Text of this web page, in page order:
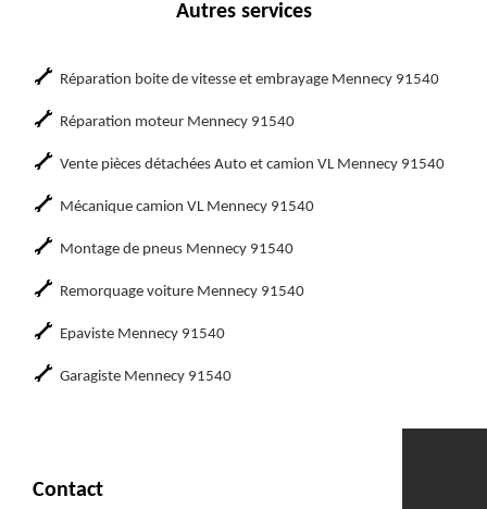
Autres services
Réparation boite de vitesse et embrayage Mennecy 91540
Réparation moteur Mennecy 91540
Vente pièces détachées Auto et camion VL Mennecy 91540
Mécanique camion VL Mennecy 91540
Montage de pneus Mennecy 91540
Remorquage voiture Mennecy 91540
Epaviste Mennecy 91540
Garagiste Mennecy 91540
Contact